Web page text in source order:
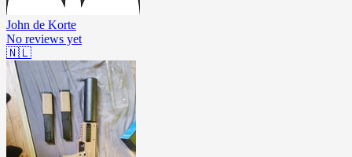
John de Korte
No reviews yet
🇳🇱